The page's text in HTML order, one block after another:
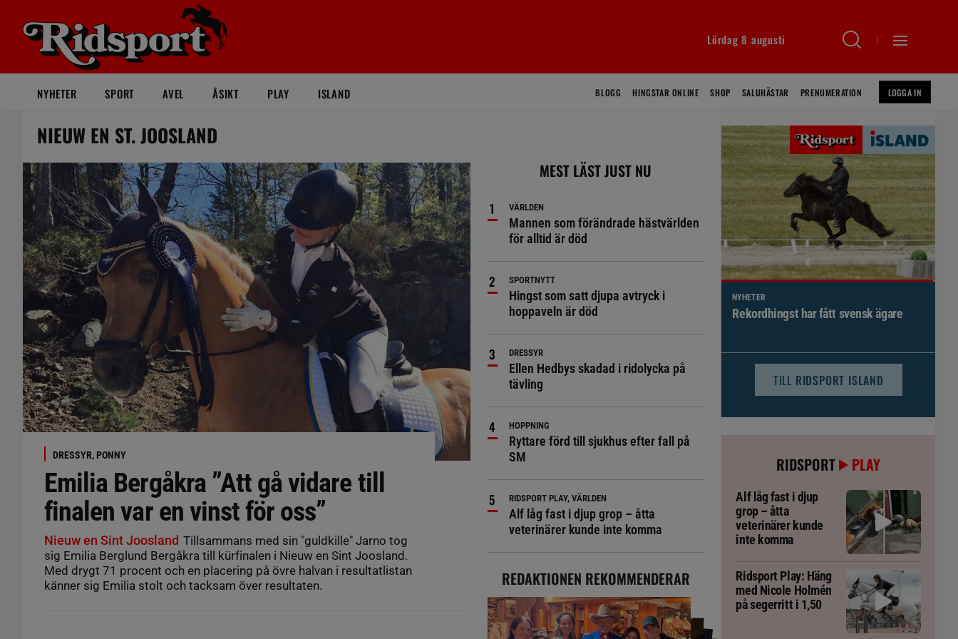
Lördag 8 augusti
NYHETER SPORT AVEL ÅSIKT PLAY ISLAND BLOGG HINGSTAR ONLINE SHOP SALUHÄSTAR PRENUMERATION LOGGA IN
NIEUW EN ST. JOOSLAND
DRESSYR, PONNY
Emilia Bergåkra ”Att gå vidare till
finalen var en vinst för oss”
Nieuw en Sint Joosland Tillsammans med sin "guldkille" Jarno tog
sig Emilia Berglund Bergåkra till kürfinalen i Nieuw en Sint Joosland.
Med drygt 71 procent och en placering på övre halvan i resultatlistan
känner sig Emilia stolt och tacksam över resultaten.
MEST LÄST JUST NU
VÄRLDEN
Mannen som förändrade hästvärlden
för alltid är död
SPORTNYTT
Hingst som satt djupa avtryck i
hoppaveln är död
DRESSYR
Ellen Hedbys skadad i ridolycka på
tävling
HOPPNING
Ryttare förd till sjukhus efter fall på
SM
RIDSPORT PLAY, VÄRLDEN
Alf låg fast i djup grop – åtta
veterinärer kunde inte komma
REDAKTIONEN REKOMMENDERAR
NYHETER
Brett politiskt stöd för förändringar i
TILL RIDSPORT ISLAND
RIDSPORT PLAY
Alf låg fast i djup
grop – åtta
veterinärer kunde
inte komma
Ridsport Play: Häng
med Nicole Holmén
på segerritt i 1,50